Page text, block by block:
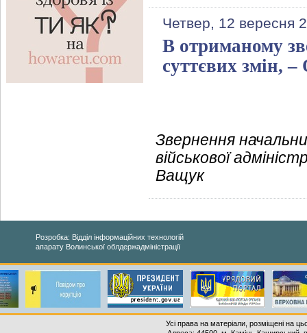
Четвер, 12 вересня
В отриманому
суттєвих змін,
Звернення
військової
Ващук
Розробка: Відділ інформаційних технологій
апарату Волинської облдержадміністрації
Усі права на матеріали, розміщені на